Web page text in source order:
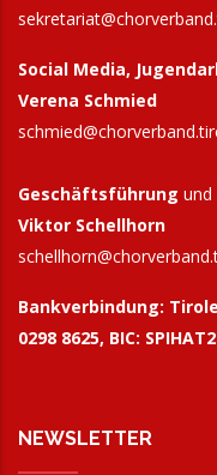
Social Media,
Verena Schmied
Geschäftsführung und
Viktor Schellhorn
schellhorn@
Bankverbindung:
0298 8625, BIC:
NEWSLETTER